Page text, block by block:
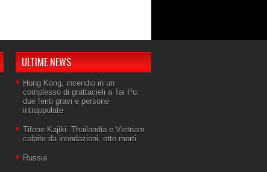
ULTIME NEWS
Hong Kong, incendio in un
complesso di grattacieli a Tai Po:
due feriti gravi e persone
intrappolate
Tifone Kajiki: Thailandia e Vietnam
colpite da inondazioni, otto morti
Russia